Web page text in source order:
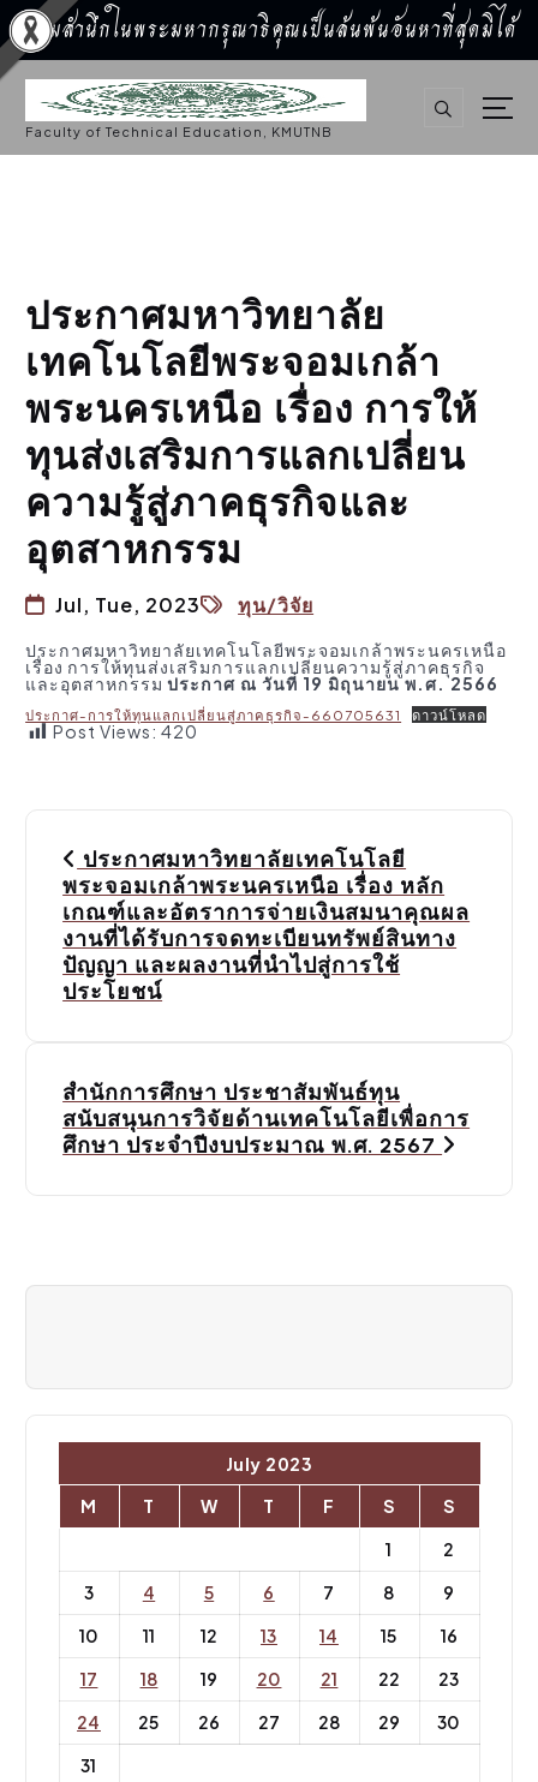
น้อมสำนึกในพระมหากรุณาธิคุณเป็นล้นพ้นอันหาที่สุดมิได้
S
k
o
Faculty of Technical Education, KMUTNB
ประกาศมหาวิทยาลัย
เทคโนโลยีพระจอมเกล้า
พระนครเหนือ เรื่อง การให้
ทุนส่งเสริมการแลกเปลี่ยน
ความรู้สู่ภาคธุรกิจและ
อุตสาหกรรม
Jul, Tue, 2023 ทุน/วิจัย
ประกาศมหาวิทยาลัยเทคโนโลยีพระจอมเกล้าพระนครเหนือ
เรื่อง การให้ทุนส่งเสริมการแลกเปลี่ยนความรู้สู่ภาคธุรกิจ
และอุตสาหกรรมประกาศ ณ วันที่ 19 มิถุนายน พ.ศ. 2566
ประกาศ-การให้ทุนแลกเปลี่ยนสู่ภาคธุรกิจ-660705631 ดาวน์โหลด
Post Views: 420
ประกาศมหาวิทยาลัยเทคโนโลยี
พระจอมเกล้าพระนครเหนือ เรื่อง หลัก
เกณฑ์และอัตราการจ่ายเงินสมนาคุณผล
งานที่ได้รับการจดทะเบียนทรัพย์สินทาง
ปัญญา และผลงานที่นำไปสู่การใช้
ประโยชน์
สำนักการศึกษา ประชาสัมพันธ์ทุน
สนับสนุนการวิจัยด้านเทคโนโลยีเพื่อการ
ศึกษา ประจำปีงบประมาณ พ.ศ. 2567
July 2023
M
T W T F S
S
1
2
3
4 5 6 7 8
9
10
11 12 13 14 15
16
17
18 19 20 21 22
23
24
25 26 27 28 29
30
31